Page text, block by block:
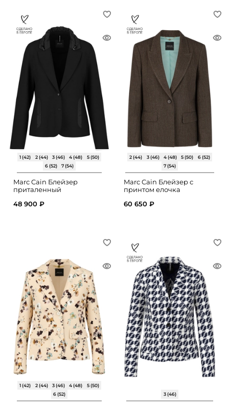
1 (42) 2 (44) 3 (46) 4 (48)
5 (50)
6 (52)
7 (54)
Marc Cain Блейзер
приталенный
48 900 ₽
2 (44) 3 (46) 4 (48) 5 (50)
6 (52)
7 (54)
Marc Cain Блейзер с
принтом елочка
60 650 ₽
1 (42) 2 (44) 3 (46) 4 (48)
5 (50)
6 (52)
3 (46)